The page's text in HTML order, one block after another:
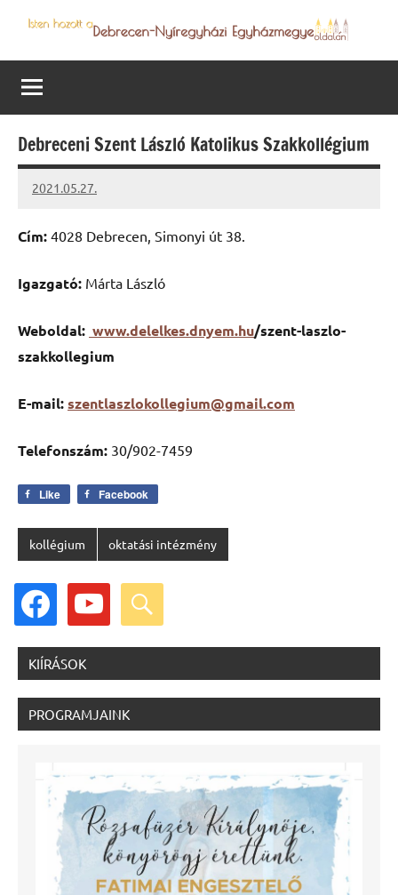
content
Debrecen-
Nyíregyházi
Egyházmegye
programjai
Debreceni Szent László Katolikus Szakkollégium
2021.05.27.
Papp
Cím: 4028 Debrecen, Simonyi út 38.
Igazgató: Márta László
Weboldal: www.delelkes.dnyem.hu/szent-laszlo-
szakkollegium
E-mail:szentlaszlokollegium@gmail.com
Telefonszám: 30/902-7459
Like Facebook
kollégium oktatási intézmény
facebook youtube search
KIÍRÁSOK
PROGRAMJAINK